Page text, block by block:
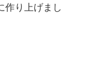
作り上げまし